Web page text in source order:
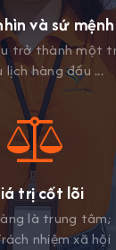
và sứ mệnh
trở thành một
lịch hàng đầu ...
trị cốt lõi
là trung tâm;
nhiệm xã hội